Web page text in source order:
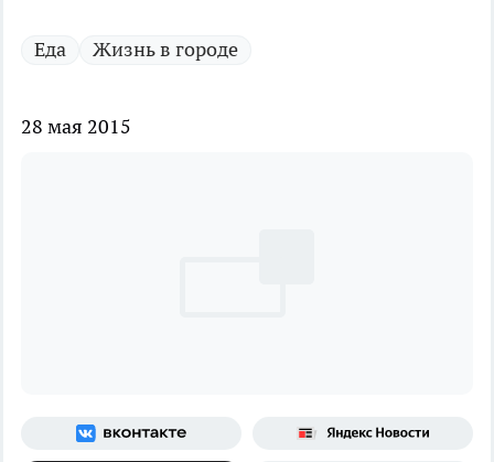
Еда Жизнь в городе
28 мая 2015